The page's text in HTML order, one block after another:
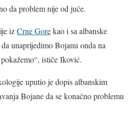
da problem nije od juče.
izCrne Gorekao i sa albanske
unaprijedimo Bojanu onda na
ističe Iković.
uputio je dopis albanskim
Bojane da se konačno problemu